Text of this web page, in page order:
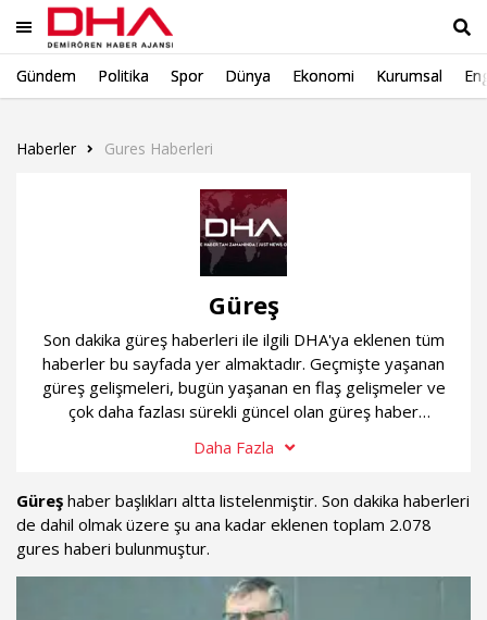
Gündem Politika Spor Dünya Ekonomi Kurumsal
Haberler Gures Haberleri
Güreş
Son dakika güreş haberleri ile ilgili DHA'ya eklenen tüm
haberler bu sayfada yer almaktadır. Geçmişte yaşanan
güreş gelişmeleri, bugün yaşanan en flaş gelişmeler ve
çok daha fazlası sürekli güncel olan güreş haber
Daha Fazla
Güreş haber başlıkları altta listelenmiştir. Son dakika haberleri
de dahil olmak üzere şu ana kadar eklenen toplam 2.078
gures haberi bulunmuştur.